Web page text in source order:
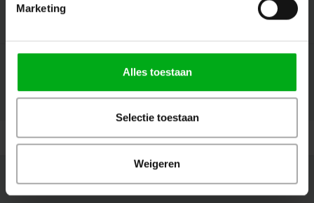
Marketing
Alles toestaan
Selectie toestaan
Weigeren
Mijn account
Nieuwsbrief